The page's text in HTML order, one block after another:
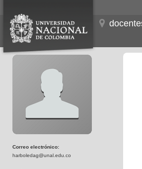
Correo electrónico:
harboledag@unal.edu.co